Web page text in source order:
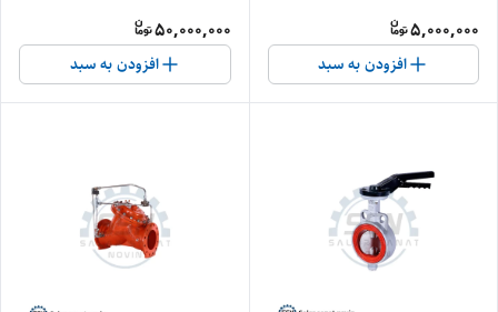
5,000,000
افزودن به سبد
50,000,000
افزودن به سبد